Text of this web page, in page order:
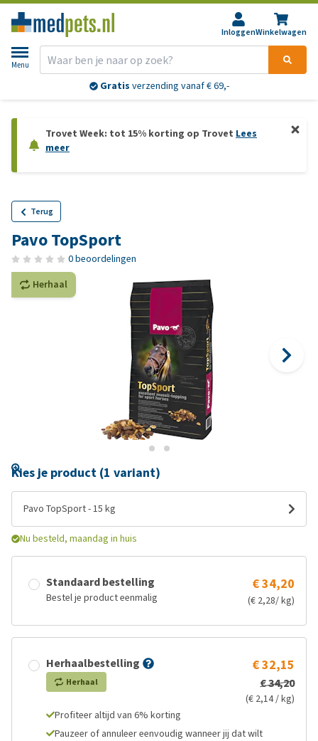
InloggenWinkelwagen
Menu
Gratis verzending vanaf € 69,-
Trovet Week: tot 15% korting op Trovet Lees
meer
Terug
Pavo TopSport
0 beoordelingen
Herhaal
Kies je product (1 variant)
Pavo TopSport - 15 kg
Nu besteld, maandag in huis
Standaard bestelling
Bestel je product eenmalig
€ 34,20
(€ 2,28/ kg)
Herhaalbestelling
Herhaal
€ 32,15
€ 34,20
(€ 2,14 / kg)
Profiteer altijd van 6% korting
Pauzeer of annuleer eenvoudig wanneer jij dat wilt